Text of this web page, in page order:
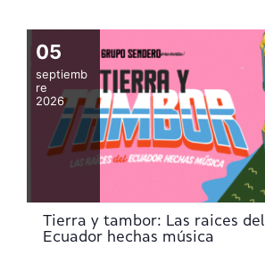
05
septiemb
re
2026
Tierra y tambor: Las raices del
Ecuador hechas música